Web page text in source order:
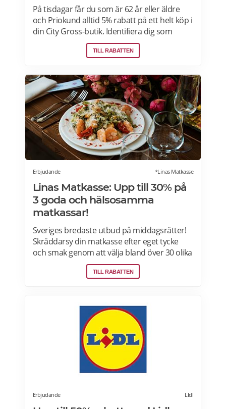
På tisdagar får du som är 62 år eller äldre
och Priokund alltid 5% rabatt på ett helt köp i
din City Gross-butik. Identifiera dig som
Priokund och säg bara till i kassan i butiken
så löser vi in rabatten. Gäller ej citygross.se,
nikotinprodukter, läkemedel,
välgörenhetsprodukter,
modersmjölksersättning, presentkort och
pant. Läs mer om pensionärsrabatter på City
Gross här.
TILL RABATTEN
Erbjudande *Linas Matkasse
Linas Matkasse: Upp till 30% på
3 goda och hälsosamma
matkassar!
Sveriges bredaste utbud på middagsrätter!
Skräddarsy din matkasse efter eget tycke
och smak genom att välja bland över 30 olika
rätter – varje vecka! Din matkasse levereras
direkt till din dörr. Du kan skräddarsy din
TILL RABATTEN
Erbjudande LIdl